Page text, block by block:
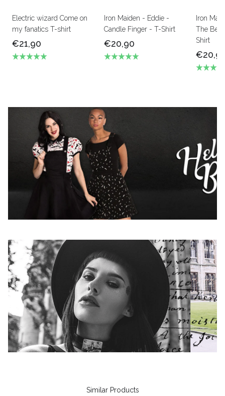
Electric wizard Come on
my fanatics T-shirt
€21,90
Iron Maiden - Eddie -
Candle Finger - T-Shirt
€20,90
Iron
The
Shirt
Similar Products